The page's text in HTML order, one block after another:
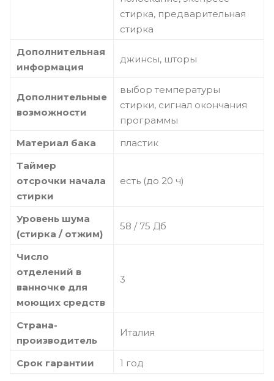
стирка, предварительная
стирка
Дополнительная
информация
джинсы, шторы
Дополнительные
возможности
выбор температуры
стирки, сигнал окончания
программы
Материал бака
пластик
Таймер
отсрочки начала
стирки
есть (до 20 ч)
Уровень шума
(стирка / отжим)
58 / 75 Дб
Число
отделений в
ванночке для
моющих средств
3
Страна-
производитель
Италия
Срок гарантии 1 год